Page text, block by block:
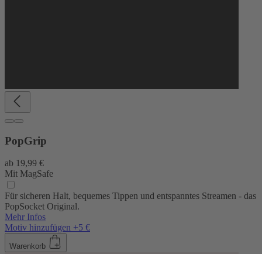
PopGrip
ab 19,99 €
Mit MagSafe
Für sicheren Halt, bequemes Tippen und entspanntes Streamen - das
PopSocket Original.
Mehr Infos
Motiv hinzufügen +5 €
Warenkorb